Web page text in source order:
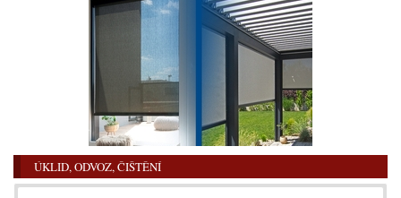
ÚKLID, ODVOZ, ČIŠTĚNÍ